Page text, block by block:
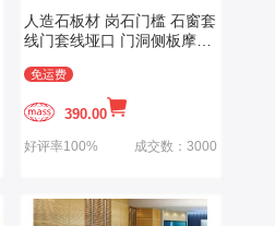
人造石板材 岗石门槛 石窗套
线门套线垭口 门洞侧板摩卡
免运费
390.00
好评率100% 成交数：3000